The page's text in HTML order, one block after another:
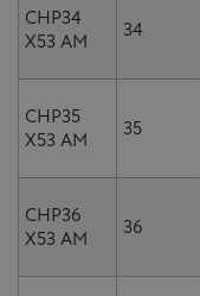
CHP34
X53 AM
34
CHP35
X53 AM
35
CHP36
X53 AM
36